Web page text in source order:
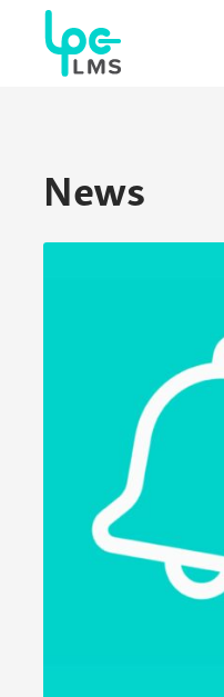
News